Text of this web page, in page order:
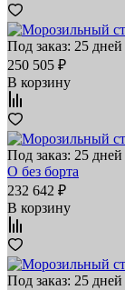
Под заказ: 25 дней
250 505 ₽
В корзину
Под заказ: 25 дней
O без борта
232 642 ₽
В корзину
Под заказ: 25 дней